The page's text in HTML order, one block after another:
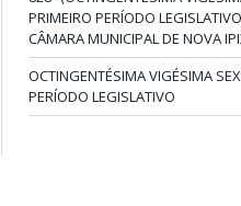
PRIMEIRO PERÍODO
CÂMARA MUNICIPAL DE NOVA
OCTINGENTÉSIMA VIGÉSIMA
PERÍODO LEGISLATIVO